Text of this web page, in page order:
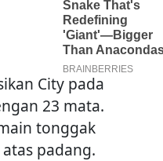
City pada
23 mata.
tonggak
padang.